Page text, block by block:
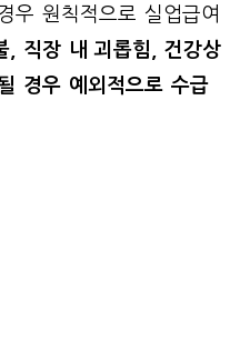
우 원칙적으로 실업급여
, 직장 내 괴롭힘, 건강상
경우 예외적으로 수급